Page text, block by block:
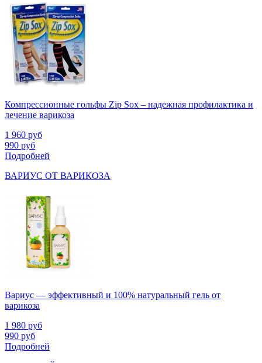
Компрессионные гольфы Zip Sox – надежная профилактика и
лечение варикоза
1 960 руб
990 руб
Подробней
ВАРИУС ОТ ВАРИКОЗА
Вариус — эффективный и 100% натуральный гель от
варикоза
1 980 руб
990 руб
Подробней